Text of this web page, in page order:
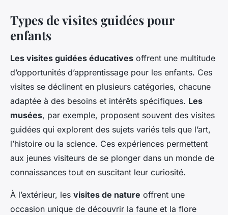
Types de visites guidées pour
enfants
Les visites guidées éducatives offrent une multitude
d’opportunités d’apprentissage pour les enfants. Ces
visites se déclinent en plusieurs catégories, chacune
adaptée à des besoins et intérêts spécifiques. Les
musées, par exemple, proposent souvent des visites
guidées qui explorent des sujets variés tels que l’art,
l’histoire ou la science. Ces expériences permettent
aux jeunes visiteurs de se plonger dans un monde de
connaissances tout en suscitant leur curiosité.
À l’extérieur, les visites de nature offrent une
occasion unique de découvrir la faune et la flore